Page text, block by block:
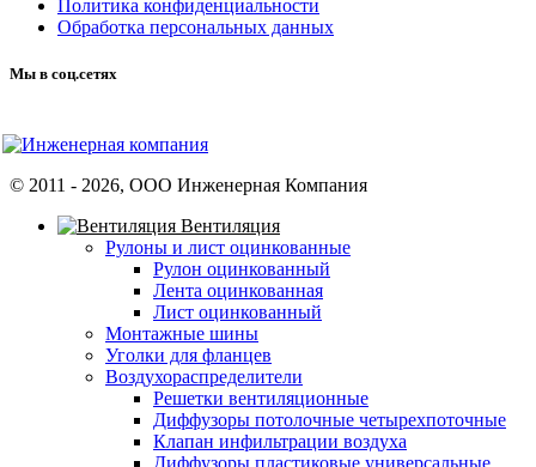
Политика конфиденциальности
Обработка персональных данных
Мы в соц.сетях
© 2011 - 2026, ООО Инженерная Компания
Вентиляция
Рулоны и лист оцинкованные
Рулон оцинкованный
Лента оцинкованная
Лист оцинкованный
Монтажные шины
Уголки для фланцев
Воздухораспределители
Решетки вентиляционные
Диффузоры потолочные четырехпоточные
Клапан инфильтрации воздуха